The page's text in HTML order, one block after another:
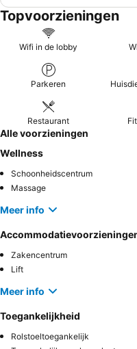
Topvoorzieningen
Wifi in de lobby
Parkeren
Restaurant
Alle voorzieningen
Wellness
Schoonheidscentrum
Massage
Meer info
Zakencentrum
Lift
Meer info
Toegankelijkheid
Rolstoeltoegankelijk